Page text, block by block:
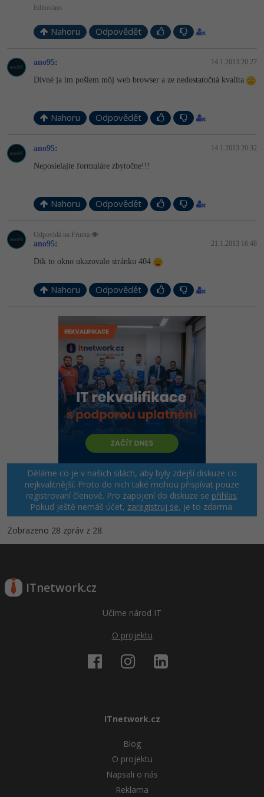
Editováno
Nahoru Odpovědět
ano95: 14.1.2013 20:27
Divné ja im pošlem môj web browser a ze nedostatočná kvalita
Nahoru Odpovědět
ano95: 14.1.2013 20:32
Neposielajte formuláre zbytočne!!!
Nahoru Odpovědět
Odpovídá na Frunta
ano95: 21.1.2013 16:48
Dik to okno ukazovalo stránku 404
Nahoru Odpovědět
Děláme co je v našich silách, aby byly zdejší diskuze co
nejkvalitnější. Proto do nich také mohou přispívat pouze
registrovaní členové. Pro zapojení do diskuze se přihlas.
Pokud ještě nemáš účet, zaregistruj se, je to zdarma.
Zobrazeno 28 zpráv z 28.
ITnetwork.cz
Učíme národ IT
O projektu
ITnetwork.cz
Blog
O projektu
Napsali o nás
Reklama